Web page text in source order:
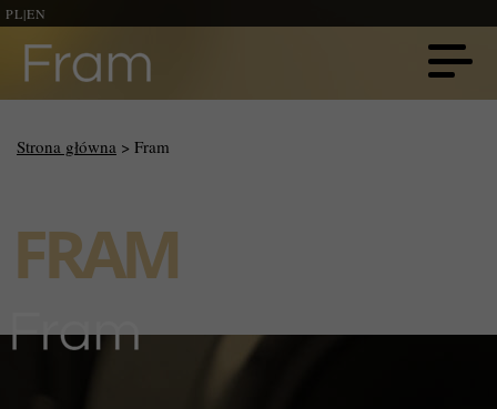
PL|EN
Strona główna > Fram
FRAM